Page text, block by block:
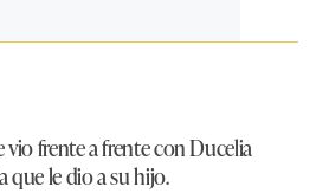
vio frente a frente con Ducelia
que le dio a su hijo.